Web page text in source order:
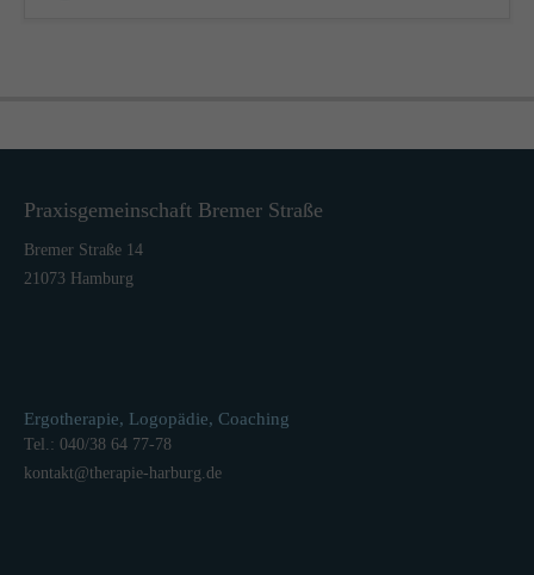
Praxisgemeinschaft Bremer Straße
Bremer Straße 14
21073 Hamburg
Ergotherapie, Logopädie, Coaching
Tel.: 040/38 64 77-78
kontakt@therapie-harburg.de